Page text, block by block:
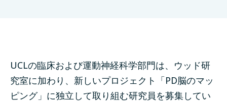
UCLの臨床および運動神経科学部門は、ウッド研
究室に加わり、新しいプロジェクト「PD脳のマッ
ピング」に独立して取り組む研究員を募集してい